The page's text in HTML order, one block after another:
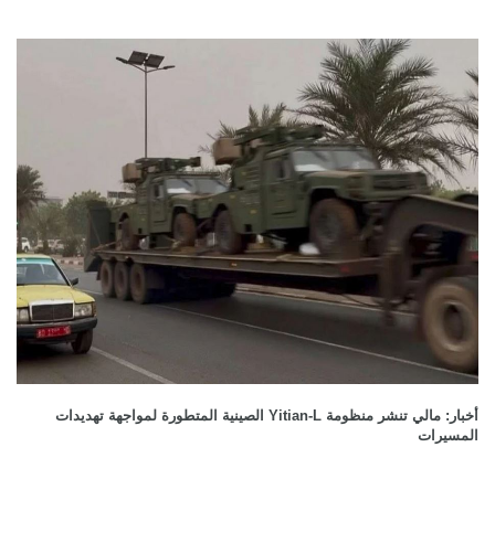
أخبار: مالي تنشر منظومة Yitian-L الصينية المتطورة لمواجهة تهديدات
المسيرات